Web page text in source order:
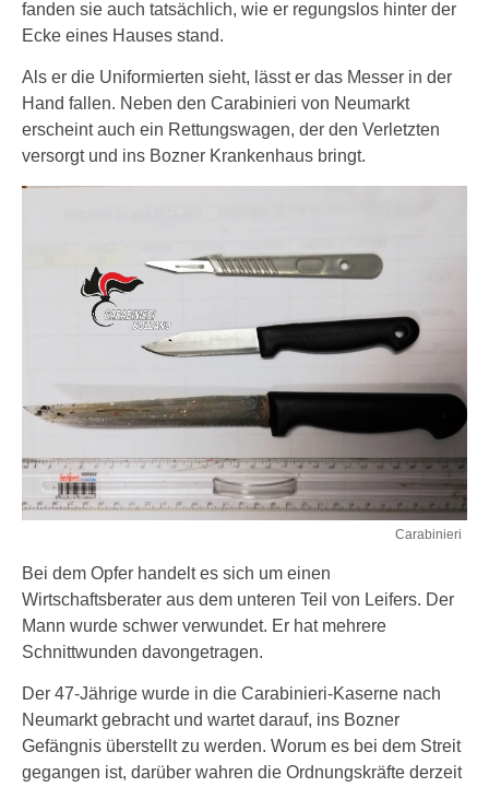
fanden sie auch tatsächlich, wie er regungslos hinter der
Ecke eines Hauses stand.
Als er die Uniformierten sieht, lässt er das Messer in der
Hand fallen. Neben den Carabinieri von Neumarkt
erscheint auch ein Rettungswagen, der den Verletzten
versorgt und ins Bozner Krankenhaus bringt.
Carabinieri
Bei dem Opfer handelt es sich um einen
Wirtschaftsberater aus dem unteren Teil von Leifers. Der
Mann wurde schwer verwundet. Er hat mehrere
Schnittwunden davongetragen.
Der 47-Jährige wurde in die Carabinieri-Kaserne nach
Neumarkt gebracht und wartet darauf, ins Bozner
Gefängnis überstellt zu werden. Worum es bei dem Streit
gegangen ist, darüber wahren die Ordnungskräfte derzeit